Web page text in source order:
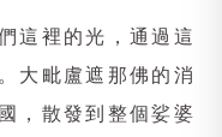
這裡的光，通過這
大毗盧遮那佛的消
，散發到整個娑婆